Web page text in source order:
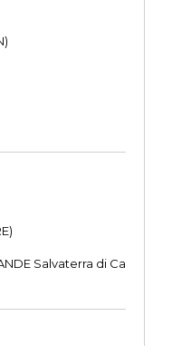
Salvaterra di Ca